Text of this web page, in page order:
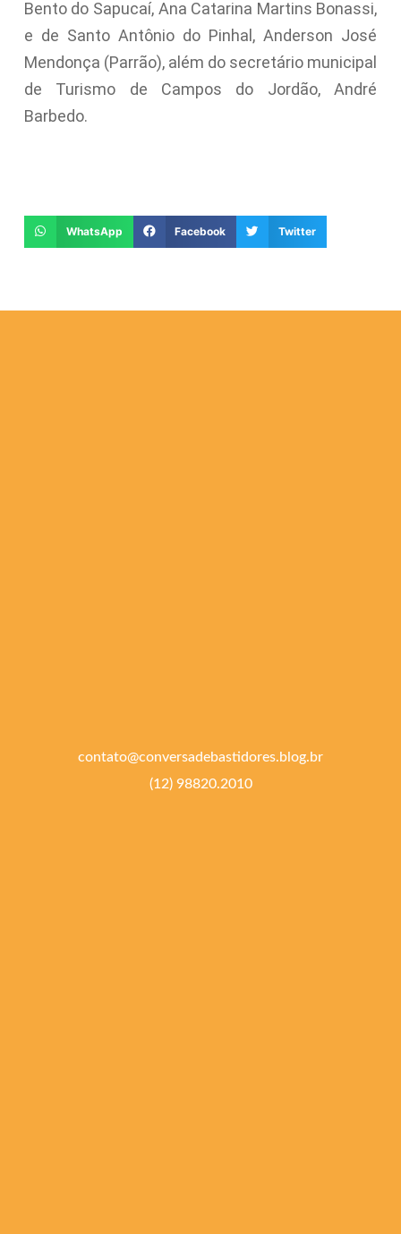
Bento do Sapucaí, Ana Catarina Martins Bonassi,
e de Santo Antônio do Pinhal, Anderson José
Mendonça (Parrão), além do secretário municipal
de Turismo de Campos do Jordão, André
Barbedo.
WhatsApp Facebook Twitter
contato@conversadebastidores.blog.br
(12) 98820.2010